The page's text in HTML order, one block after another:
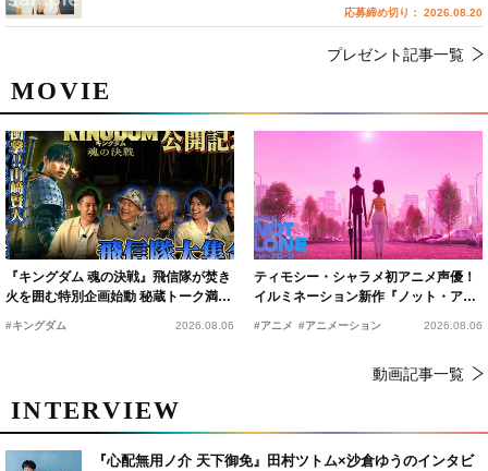
MOVIE
『キングダム 魂の決戦』飛信隊が焚き
火を囲む特別企画始動 秘蔵トーク満載
#キングダム 2026.08.06
ティモシー・シャラメ初アニメ声優！
イルミネーション新作『ノット・アロ
#アニメ #アニメーション 2026.08.06
動画記事一覧
INTERVIEW
『心配無用ノ介 天下御免』田村ツトム×沙倉ゆうのインタビ
応募締め切り： 2026.08.20
プレゼント記事一覧